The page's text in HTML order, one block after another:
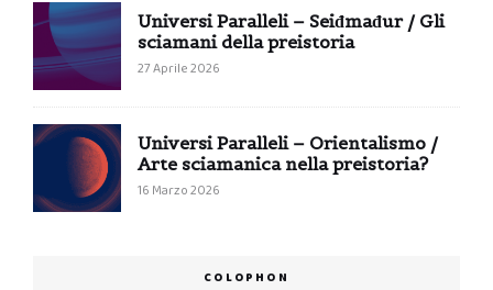
Universi Paralleli – Seiđmađur / Gli
sciamani della preistoria
27 Aprile 2026
Universi Paralleli – Orientalismo /
Arte sciamanica nella preistoria?
16 Marzo 2026
COLOPHON